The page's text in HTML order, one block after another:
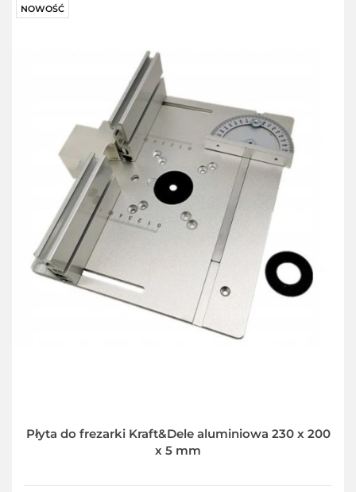
NOWOŚĆ
Płyta do frezarki Kraft&Dele aluminiowa 230 x 200
x 5 mm